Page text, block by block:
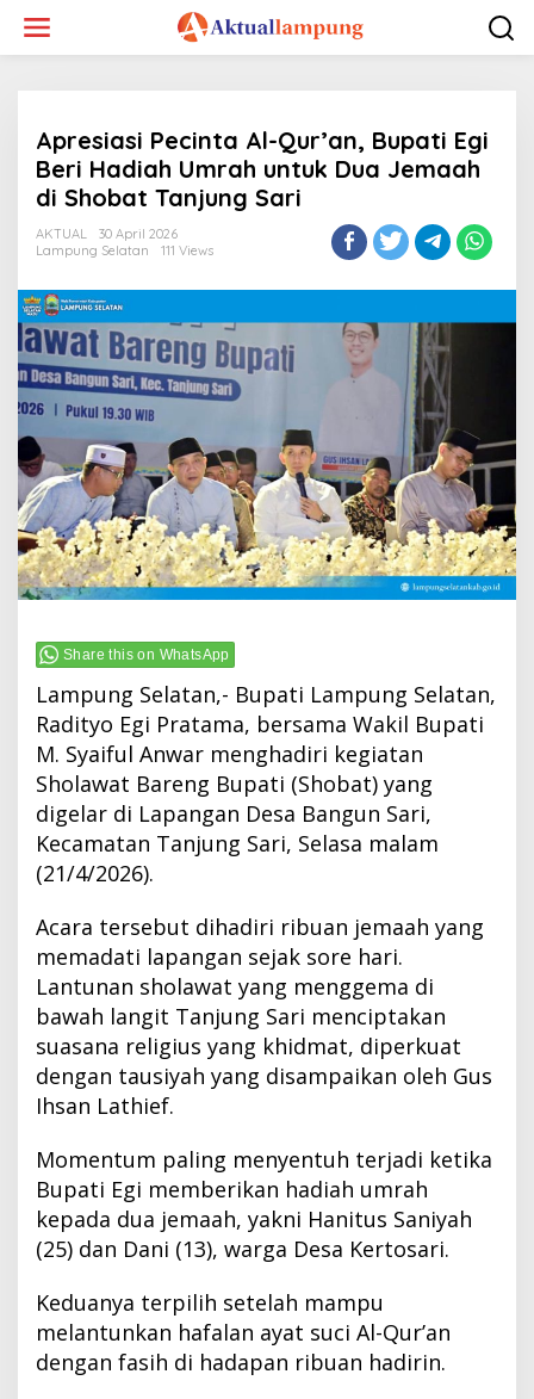
konten
Apresiasi Pecinta Al-Qur’an, Bupati Egi
Beri Hadiah Umrah untuk Dua Jemaah
di Shobat Tanjung Sari
AKTUAL
30 April 2026
Lampung Selatan
111 Views
Share this on WhatsApp
Lampung Selatan,- Bupati Lampung Selatan,
Radityo Egi Pratama, bersama Wakil Bupati
M. Syaiful Anwar menghadiri kegiatan
Sholawat Bareng Bupati (Shobat) yang
digelar di Lapangan Desa Bangun Sari,
Kecamatan Tanjung Sari, Selasa malam
(21/4/2026).
Acara tersebut dihadiri ribuan jemaah yang
memadati lapangan sejak sore hari.
Lantunan sholawat yang menggema di
bawah langit Tanjung Sari menciptakan
suasana religius yang khidmat, diperkuat
dengan tausiyah yang disampaikan oleh Gus
Ihsan Lathief.
Momentum paling menyentuh terjadi ketika
Bupati Egi memberikan hadiah umrah
kepada dua jemaah, yakni Hanitus Saniyah
(25) dan Dani (13), warga Desa Kertosari.
Keduanya terpilih setelah mampu
melantunkan hafalan ayat suci Al-Qur’an
dengan fasih di hadapan ribuan hadirin.